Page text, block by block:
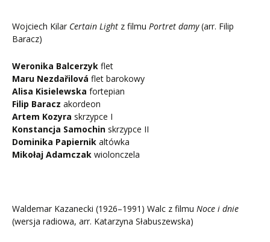
Wojciech Kilar Certain Light z filmu Portret damy(arr. Filip
Baracz)
Weronika Balcerzyk flet
Maru Nezdařilová flet barokowy
Alisa Kisielewska fortepian
Filip Baracz akordeon
Artem Kozyra skrzypce I
Konstancja Samochin skrzypce II
Dominika Papiernik altówka
Mikołaj Adamczak wiolonczela
Waldemar Kazanecki (1926–1991) Walc z filmu Noce i dnie
(wersja radiowa, arr. Katarzyna Słabuszewska)